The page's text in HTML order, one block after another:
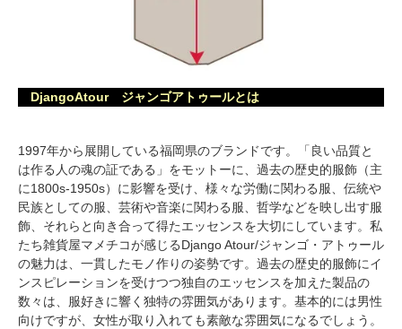
DjangoAtour ジャンゴアトゥールとは
1997年から展開している福岡県のブランドです。「良い品質と
は作る人の魂の証である」をモットーに、過去の歴史的服飾（主
に1800s-1950s）に影響を受け、様々な労働に関わる服、伝統や
民族としての服、芸術や音楽に関わる服、哲学などを映し出す服
飾、それらと向き合って得たエッセンスを大切にしています。私
たち雑貨屋マメチコが感じるDjango Atour/ジャンゴ・アトゥール
の魅力は、一貫したモノ作りの姿勢です。過去の歴史的服飾にイ
ンスピレーションを受けつつ独自のエッセンスを加えた製品の
数々は、服好きに響く独特の雰囲気があります。基本的には男性
向けですが、女性が取り入れても素敵な雰囲気になるでしょう。